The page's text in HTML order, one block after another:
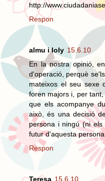
http://
Respon
almu i loly 15.6.10
En la nostra opinió,
d'operació, perquè
mateixos el seu sexe
foren majors i, per
que els acompanye
això, és una decisió
persona i ningú (ni
futur d'aquesta
Respon
Teresa 15.6.10